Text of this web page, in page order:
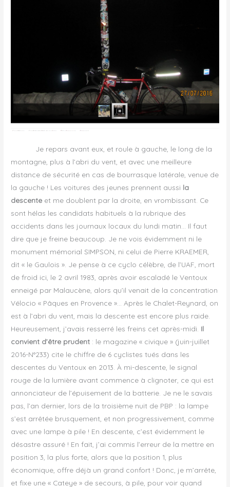
Je repars avant eux, et roule à gauche, le long de la
montagne, plus à l’abri du vent, et avec une meilleure
distance de sécurité en cas de bourrasque latérale, venue de
la gauche ! Les voitures des jeunes prennent aussi la
descente et me doublent par la droite, en vrombissant. Ce
sont hélas les candidats habituels à la rubrique des
accidents dans les journaux locaux du lundi matin… Il faut
dire que je freine beaucoup. Je ne vois évidemment ni le
monument mémorial SIMPSON, ni celui de Pierre KRAEMER,
dit « le Gaulois ». Je pense à ce cyclo célèbre, de l’UAF, mort
de froid ici, le 2 avril 1983, après avoir escaladé le Ventoux
enneigé par Malaucène, alors qu’il venait de la concentration
Vélocio « Pâques en Provence »… Après le Chalet-Reynard, on
est à l’abri du vent, mais la descente est encore plus raide.
Heureusement, j’avais resserré les freins cet après-midi. Il
convient d’être prudent : le magazine « civique » (juin-juillet
2016-N°233) cite le chiffre de 6 cyclistes tués dans les
descentes du Ventoux en 2013. À mi-descente, le signal
rouge de la lumière avant commence à clignoter, ce qui est
annonciateur de l’épuisement de la batterie. Je ne le savais
pas, l’an dernier, lors de la troisième nuit de PBP : la lampe
s’est arrêtée brusquement, et non progressivement, comme
avec une lampe à pile ! En descente, c’est évidemment le
désastre assuré ! En fait, j’ai commis l’erreur de la mettre en
position 3, la plus forte, alors que la position 1, plus
économique, offre déjà un grand confort ! Donc, je m’arrête,
et fixe une « Cateye » de secours, à pile, pour voir quand